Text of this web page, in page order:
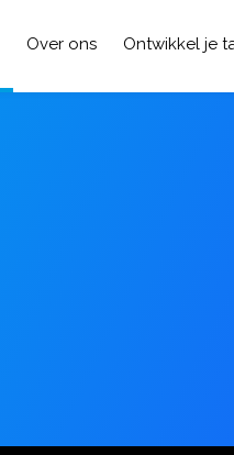
Over ons Ontwikkel je